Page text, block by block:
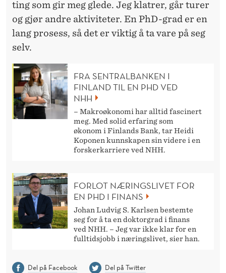
ting som gir meg glede. Jeg klatrer, går turer
og gjør andre aktiviteter. En PhD-grad er en
lang prosess, så det er viktig å ta vare på seg
selv.
FRA SENTRALBANKEN I
FINLAND TIL EN PHD VED
NHH
– Makroøkonomi har alltid fascinert
meg. Med solid erfaring som
økonom i Finlands Bank, tar Heidi
Koponen kunnskapen sin videre i en
forskerkarriere ved NHH.
FORLOT NÆRINGSLIVET FOR
EN PHD I FINANS
Johan Ludvig S. Karlsen bestemte
seg for å ta en doktorgrad i finans
ved NHH. – Jeg var ikke klar for en
fulltidsjobb i næringslivet, sier han.
Del på Facebook
Del på Twitter